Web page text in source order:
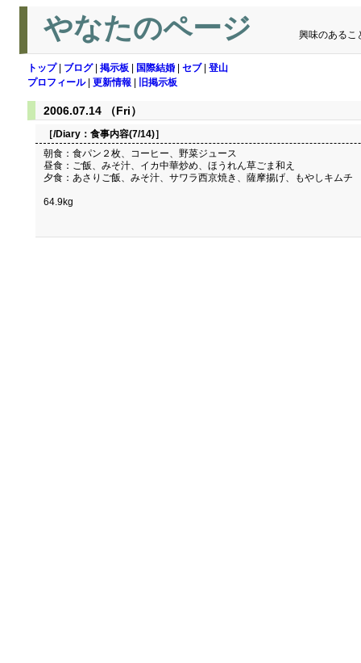
やなたのページ 興味のあるこ
トップ| ブログ| 掲示板 国際結婚 セブ| 登山
プロフィール| 更新情報 旧掲示板
2006.07.14 （Fri）
［/Diary： 食事内容(7/14)］
朝食：食パン２枚、コーヒー、野菜ジュース
昼食：ご飯、みそ汁、イカ中華炒め、ほうれん草ごま和え
夕食：あさりご飯、みそ汁、サワラ西京焼き、薩摩揚げ、もやしキムチ
64.9kg